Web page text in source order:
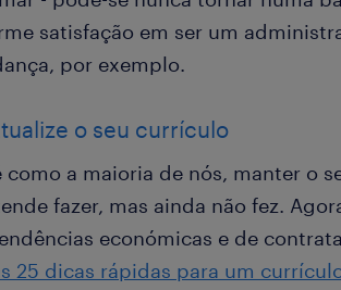
satisfação em ser um
por exemplo.
o seu currículo
como a maioria de nós, manter o
fazer, mas ainda não fez.
económicas e de
25 dicas rápidas para um